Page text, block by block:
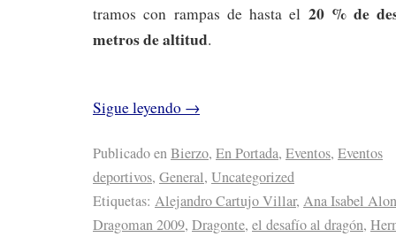
tramos con rampas de hasta el 20 % de
metros de altitud.
Sigue leyendo →
Publicado enBierzo, En Portada, Eventos, Eventos
deportivos, General, Uncategorized
Etiquetas: Alejandro Cartujo Villar, Ana Isabel
Dragoman 2009, Dragonte, el desafío al dragón,